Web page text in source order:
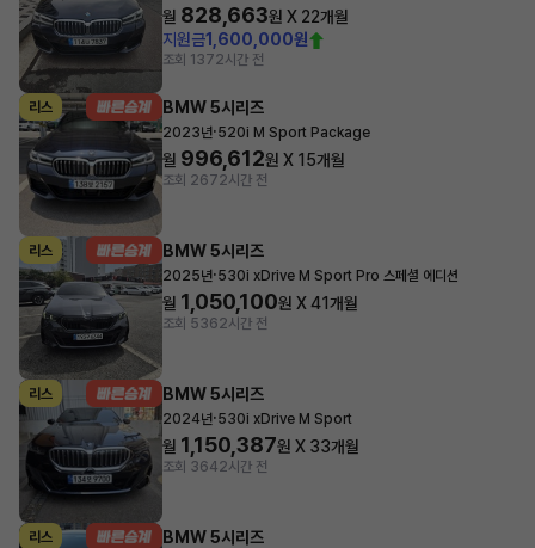
월 828,663원 X 22개월
지원금1,600,000원
조회 1372시간 전
리스 BMW 5시리즈
2023년·520i M Sport Package
월 996,612원 X 15개월
조회 2672시간 전
리스 BMW 5시리즈
2025년·530i xDrive M Sport Pro 스페셜 에디션
월 1,050,100원 X41개월
조회 5362시간 전
리스 BMW 5시리즈
2024년·530i xDrive M Sport
월 1,150,387원 X 33개월
조회 3642시간 전
리스 BMW 5시리즈